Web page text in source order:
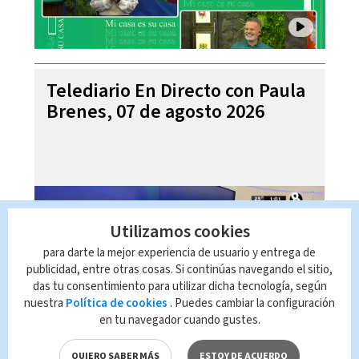
Telediario En Directo con Paula
Brenes, 07 de agosto 2026
Telediario Internacional con
Utilizamos cookies
para darte la mejor experiencia de usuario y entrega de
publicidad, entre otras cosas. Si continúas navegando el sitio,
das tu consentimiento para utilizar dicha tecnología, según
nuestra Política de cookies . Puedes cambiar la configuración
en tu navegador cuando gustes.
QUIERO SABER MÁS ESTOY DE ACUERDO